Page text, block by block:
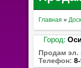
Главная »
Город:
Продам эл.
Телефон: